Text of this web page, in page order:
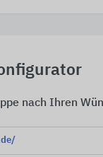
nach Ihren